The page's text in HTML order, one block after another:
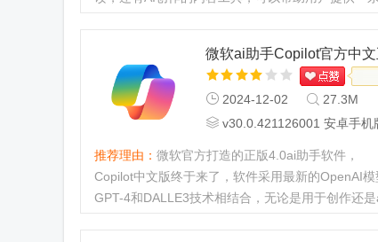
微软ai助手Copilot官方中文
版
2024-12-02
27.3M
v30.0.421126001 安卓手机
推荐理由： 微软官方打造的正版4.0ai助手软件，
Copilot中文版终于来了，软件采用最新的OpenAI模
GPT-4和DALLE3技术相结合，无论是用于创作还是